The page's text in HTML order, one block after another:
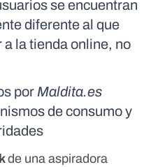
se encuentran
diferente al que
la tienda online, no
por Maldita.es
de consumo y
de una aspiradora